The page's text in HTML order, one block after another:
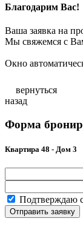
Благодарим Вас!
Ваша заявка на
Мы свяжемся с
Окно
вернуться
назад
Форма
Квартира 48 - Дом 3
Подтверждаю
Отправить заявку